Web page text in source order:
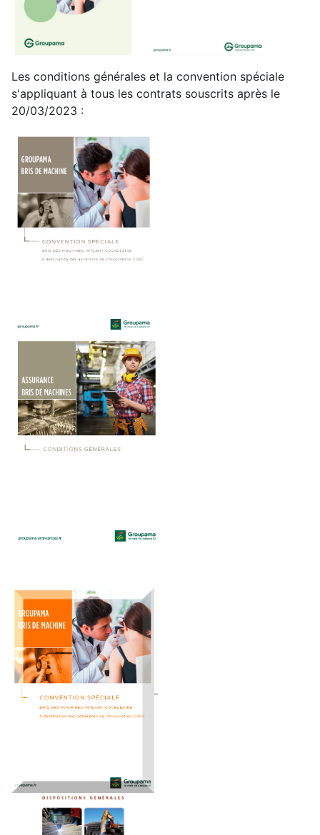
Les conditions générales et la convention spéciale
s'appliquant à tous les contrats souscrits après le
20/03/2023 :